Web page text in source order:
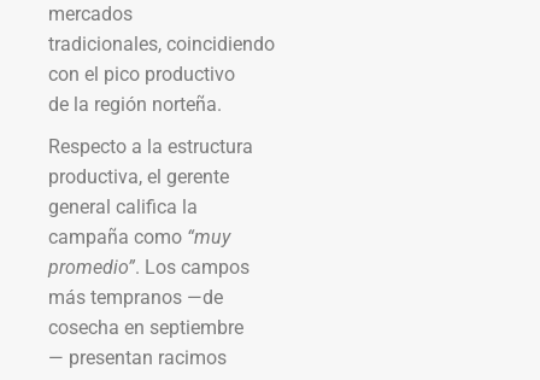
mercados
tradicionales, coincidiendo
con el pico productivo
de la región norteña.
Respecto a la estructura
productiva, el gerente
general califica la
campaña como “muy
promedio”. Los campos
más tempranos —de
cosecha en septiembre
— presentan racimos